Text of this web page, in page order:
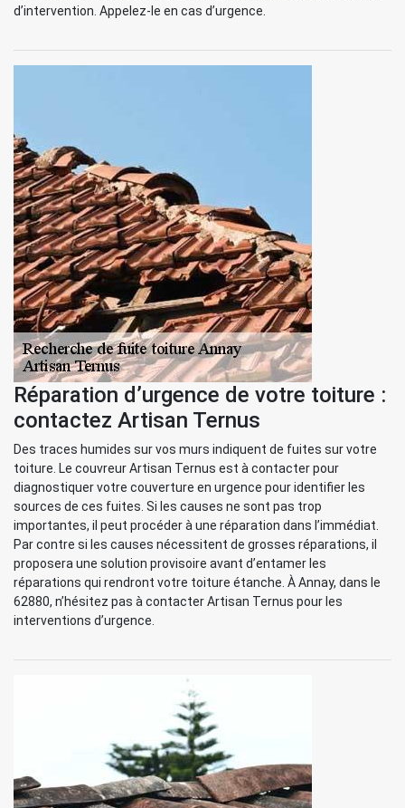
d’intervention. Appelez-le en cas d’urgence.
Réparation d’urgence de votre toiture :
contactez Artisan Ternus
Des traces humides sur vos murs indiquent de fuites sur votre
toiture. Le couvreur Artisan Ternus est à contacter pour
diagnostiquer votre couverture en urgence pour identifier les
sources de ces fuites. Si les causes ne sont pas trop
importantes, il peut procéder à une réparation dans l’immédiat.
Par contre si les causes nécessitent de grosses réparations, il
proposera une solution provisoire avant d’entamer les
réparations qui rendront votre toiture étanche. À Annay, dans le
62880, n’hésitez pas à contacter Artisan Ternus pour les
interventions d’urgence.